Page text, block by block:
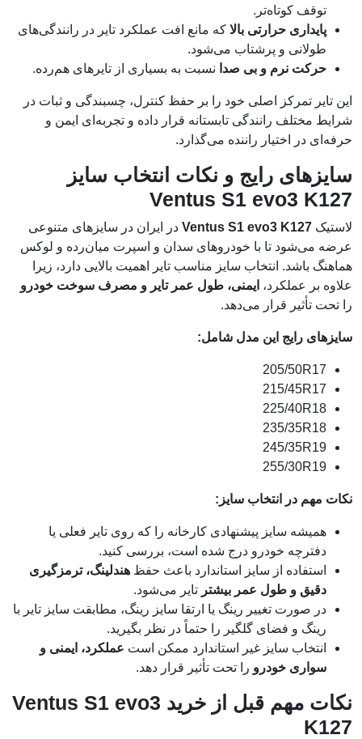
توقف کوتاه‌تر.
پایداری حرارتی بالا که مانع افت عملکرد تایر در رانندگی‌های
طولانی و پرشتاب می‌شود.
حرکت نرم و بی صدا نسبت به بسیاری از تایرهای هم‌رده.
این تایر تمرکز اصلی خود را بر حفظ کنترل، چسبندگی و ثبات در
شرایط مختلف رانندگی تابستانه قرار داده و تجربه‌ای ایمن و
حرفه‌ای در اختیار راننده می‌گذارد.
سایزهای رایج و نکات انتخاب سایز
Ventus S1 evo3 K127
لاستیک Ventus S1 evo3 K127 در ایران در سایزهای متنوعی
عرضه می‌شود تا با خودروهای سدان و اسپرت میان‌رده و لوکس
هماهنگ باشد. انتخاب سایز مناسب تایر اهمیت بالایی دارد، زیرا
علاوه بر عملکرد، ایمنی، طول عمر تایر و مصرف سوخت خودرو
را تحت تأثیر قرار می‌دهد.
سایزهای رایج این مدل شامل:
205/50R17
215/45R17
225/40R18
235/35R18
245/35R19
255/30R19
نکات مهم در انتخاب سایز:
همیشه سایز پیشنهادی کارخانه را که روی تایر فعلی یا
دفترچه خودرو درج شده است، بررسی کنید.
استفاده از سایز استاندارد باعث حفظ هندلینگ، ترمزگیری
دقیق و طول عمر بیشتر تایر می‌شود.
در صورت تغییر رینگ یا ارتقا سایز رینگ، مطابقت سایز تایر با
رینگ و فضای گلگیر را حتماً در نظر بگیرید.
انتخاب سایز غیر استاندارد ممکن است عملکرد، ایمنی و
سواری خودرو را تحت تأثیر قرار دهد.
نکات مهم قبل از خرید Ventus S1 evo3
K127